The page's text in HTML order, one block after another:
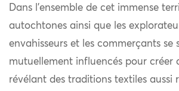
Dans l’ensemble de cet immense
autochtones ainsi que les
envahisseurs et les commerçants se
mutuellement influencés pour créer
révélant des traditions textiles aussi